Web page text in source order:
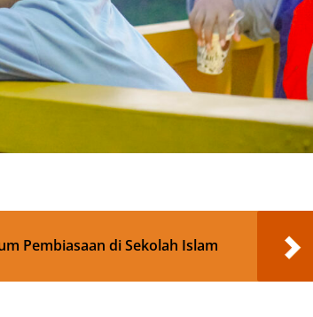
Pembiasaan di Sekolah Islam